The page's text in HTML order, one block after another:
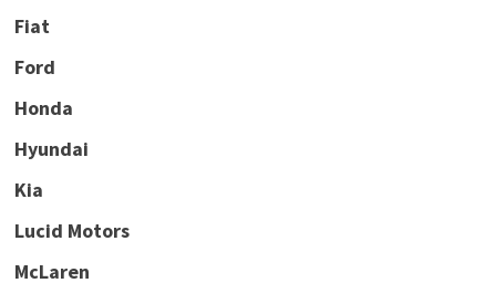
Fiat
Ford
Honda
Hyundai
Kia
Lucid Motors
McLaren